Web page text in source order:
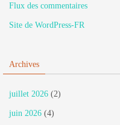
Flux des commentaires
Site de WordPress-FR
Archives
juillet 2026 (2)
juin 2026 (4)